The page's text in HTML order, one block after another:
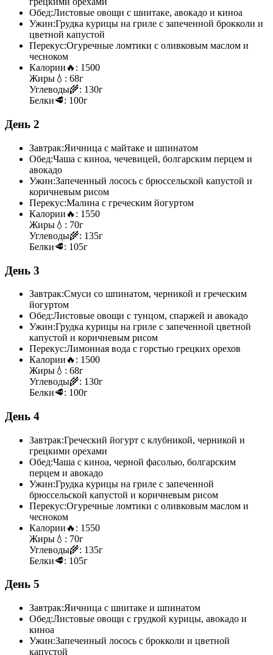
Обед:Листовые овощи с шиитаке, авокадо и киноа
Ужин:Грудка курицы на гриле с запеченной брокколи и
цветной капустой
Перекус:Огуречные ломтики с оливковым маслом и
чесноком
Калории 🔥: 1500
Жиры 💧: 68г
Углеводы🌾: 130г
Белки🥩: 100г
День 2
Завтрак:Яичница с майтаке и шпинатом
Обед:Чаша с киноа, чечевицей, болгарским перцем и
авокадо
Ужин:Запеченный лосось с брюссельской капустой и
коричневым рисом
Перекус:Малина с греческим йогуртом
Калории 🔥: 1550
Жиры 💧: 70г
Углеводы🌾: 135г
Белки🥩: 105г
День 3
Завтрак:Смуси со шпинатом, черникой и греческим
йогуртом
Обед:Листовые овощи с тунцом, спаржей и авокадо
Ужин:Грудка курицы на гриле с запеченной цветной
капустой и коричневым рисом
Перекус:Лимонная вода с горстью грецких орехов
Калории 🔥: 1500
Жиры 💧: 68г
Углеводы🌾: 130г
Белки🥩: 100г
День 4
Завтрак:Греческий йогурт с клубникой, черникой и
грецкими орехами
Обед:Чаша с киноа, черной фасолью, болгарским
перцем и авокадо
Ужин:Грудка курицы на гриле с запеченной
брюссельской капустой и коричневым рисом
Перекус:Огуречные ломтики с оливковым маслом и
чесноком
Калории 🔥: 1550
Жиры 💧: 70г
Углеводы🌾: 135г
Белки🥩: 105г
День 5
Завтрак:Яичница с шиитаке и шпинатом
Обед:Листовые овощи с грудкой курицы, авокадо и
киноа
Ужин:Запеченный лосось с брокколи и цветной
капустой